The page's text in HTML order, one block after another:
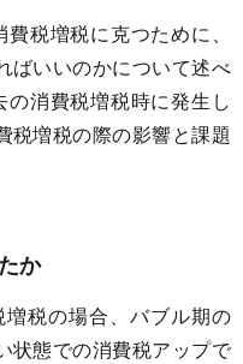
税増税に克つために、
ばいいのかについて述べ
消費税増税時に発生し
税増税の際の影響と課題
か
税の場合、バブル期の
状態での消費税アップで